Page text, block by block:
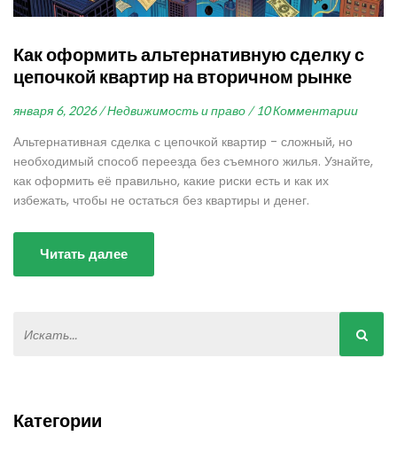
Как оформить альтернативную сделку с
цепочкой квартир на вторичном рынке
января 6, 2026 / Недвижимость и право / 10 Комментарии
Альтернативная сделка с цепочкой квартир - сложный, но
необходимый способ переезда без съемного жилья. Узнайте,
как оформить её правильно, какие риски есть и как их
избежать, чтобы не остаться без квартиры и денег.
Читать далее
Категории